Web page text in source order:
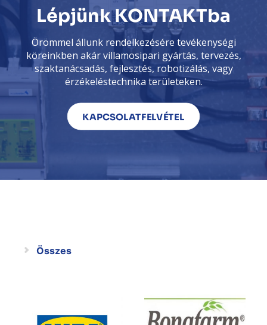
Lépjünk KONTAKTba
Örömmel állunk rendelkezésére tevékenységi
köreinkben akár villamosipari gyártás, tervezés,
szaktanácsadás, fejlesztés, robotizálás, vagy
érzékeléstechnika területeken.
KAPCSOLATFELVÉTEL
Összes